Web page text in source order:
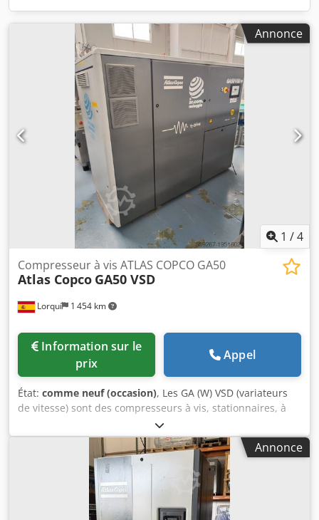
Annonce
1 /4
Lorquí 1 454 km
Compresseur à vis ATLAS COPCO GA50
Atlas Copco GA50 VSD
prix
Appel
État: comme neuf (occasion), Les GA (W) VSD (variateurs
de vitesse) sont des compresseurs à vis, stationnaires, à
un étage, injectés d’huile et entraînés par un moteur
électrique. Le système de refroidissement est équipé d’un
refroidisseur d’air et d’un refroidisseur d’huile. Les GA VSD
sont des compresseurs refroidis par air ; l’air de
refroidissement est généré par un ventilateur.
Caractéristiques principales : Csdowxwxzspfx Akrjha -
Température d’admission d’air maximale : 40°C. -
Annonce